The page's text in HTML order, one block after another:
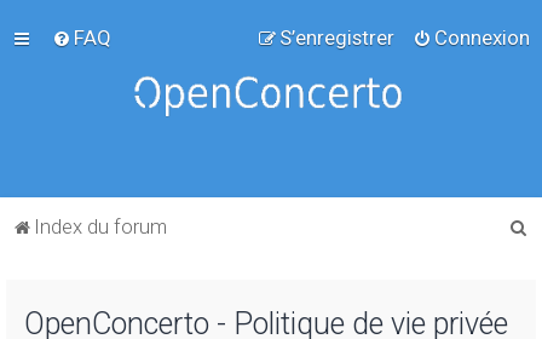
FAQ Connexion
S’enregistrer
Index du forum
OpenConcerto - Politique de vie privée